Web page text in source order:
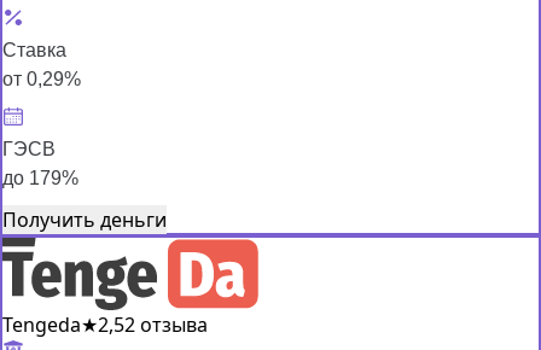
Ставка
от 0,29%
ГЭСВ
до 179%
Получить деньги
Tengeda★2,52 отзыва